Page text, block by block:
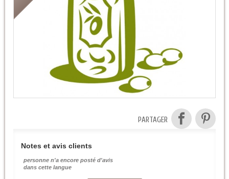
PARTAGER
Notes et avis clients
personne n'a encore posté d'avis
dans cette langue